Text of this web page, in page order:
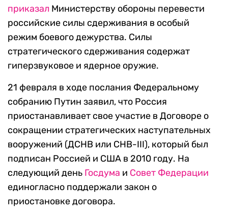
приказал Министерству обороны перевести
российские силы сдерживания в особый
режим боевого дежурства. Силы
стратегического сдерживания содержат
гиперзвуковое и ядерное оружие.
21 февраля в ходе послания Федеральному
собранию Путин заявил, что Россия
приостанавливает свое участие в Договоре о
сокращении стратегических наступательных
вооружений (ДСНВ или СНВ-III), который был
подписан Россией и США в 2010 году. На
следующий день Госдума и Совет Федерации
единогласно поддержали закон о
приостановке договора.